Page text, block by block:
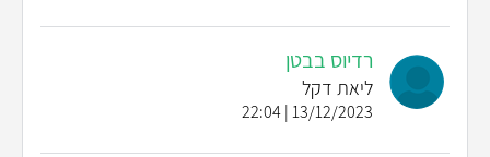
רדיוס בבטן
ליאת דקל
13/12/2023 | 22:04